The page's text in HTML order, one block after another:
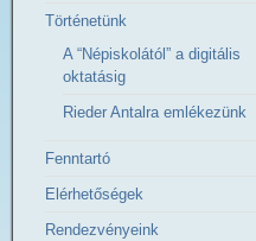
Történetünk
A “Népiskolától” a digitális
oktatásig
Rieder Antalra emlékezünk
Fenntartó
Elérhetőségek
Rendezvényeink